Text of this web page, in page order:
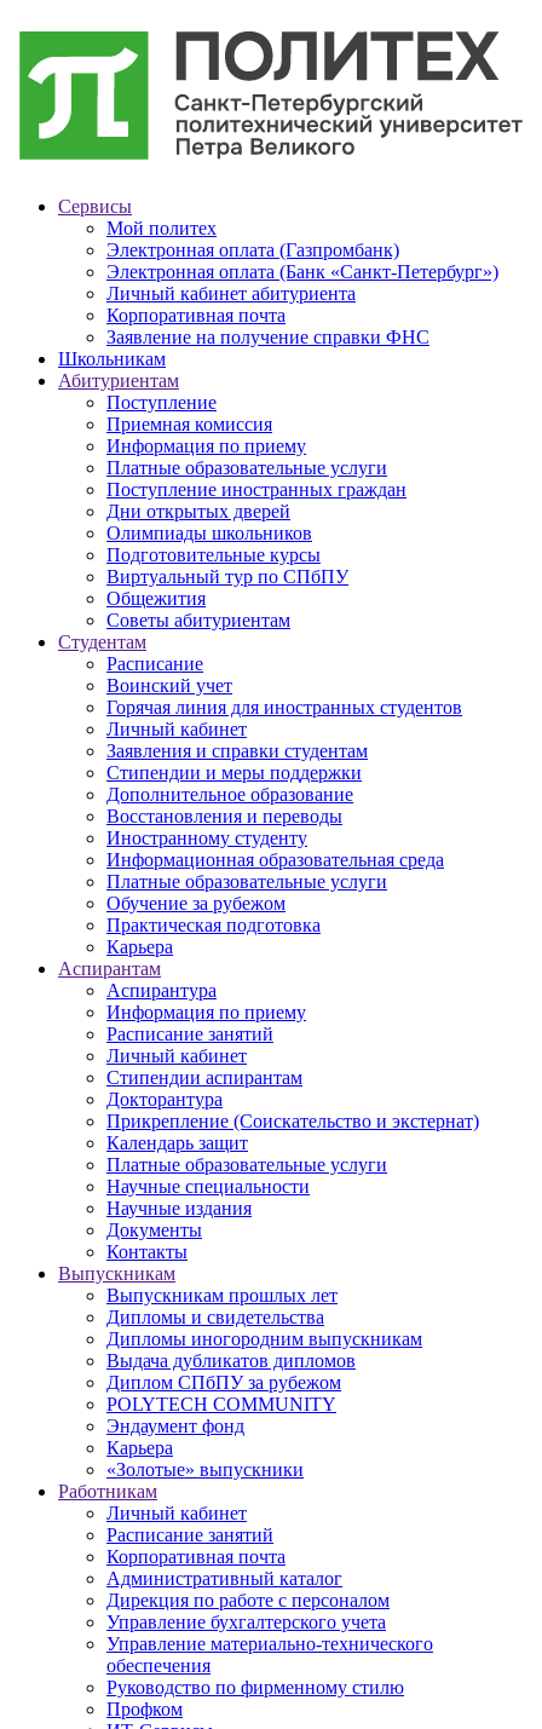
Сервисы
Мой политех
Электронная оплата (Газпромбанк)
Электронная оплата (Банк «Санкт-Петербург»)
Личный кабинет абитуриента
Корпоративная почта
Заявление на получение справки ФНС
Школьникам
Абитуриентам
Поступление
Приемная комиссия
Информация по приему
Платные образовательные услуги
Поступление иностранных граждан
Дни открытых дверей
Олимпиады школьников
Подготовительные курсы
Виртуальный тур по СПбПУ
Общежития
Советы абитуриентам
Студентам
Расписание
Воинский учет
Горячая линия для иностранных студентов
Личный кабинет
Заявления и справки студентам
Стипендии и меры поддержки
Дополнительное образование
Восстановления и переводы
Иностранному студенту
Информационная образовательная среда
Платные образовательные услуги
Обучение за рубежом
Практическая подготовка
Карьера
Аспирантам
Аспирантура
Информация по приему
Расписание занятий
Личный кабинет
Стипендии аспирантам
Докторантура
Прикрепление (Соискательство и экстернат)
Календарь защит
Платные образовательные услуги
Научные специальности
Научные издания
Документы
Контакты
Выпускникам
Выпускникам прошлых лет
Дипломы и свидетельства
Дипломы иногородним выпускникам
Выдача дубликатов дипломов
Диплом СПбПУ за рубежом
POLYTECH COMMUNITY
Эндаумент фонд
Карьера
«Золотые» выпускники
Работникам
Личный кабинет
Расписание занятий
Корпоративная почта
Административный каталог
Дирекция по работе с персоналом
Управление бухгалтерского учета
Управление материально-технического
обеспечения
Руководство по фирменному стилю
Профком